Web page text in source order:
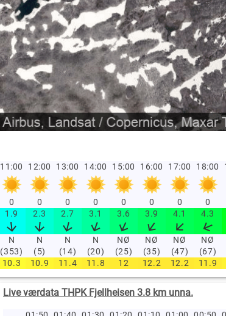
11:00 12:00 13:00 14:00 15:00 16:00 17:00 18:00
0 0 0 0 0 0 0 0
1.9 2.3 2.7 3.1 3.6 3.9 4.1 4.3
N
(353)
N
(5)
N
(14)
N
(20)
NØ
(25)
NØ
(35)
NØ
(47)
NØ
(67)
10.3 10.9 11.4 11.8 12 12.2 12.2 11.9
Live værdata THPK Fjellheisen 3.8 km unna.